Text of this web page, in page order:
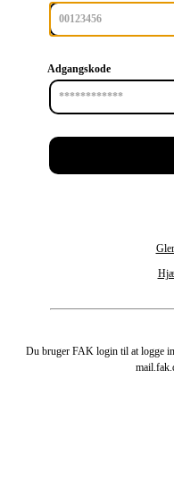
Adgangskode
Du bruger FAK login til at logge